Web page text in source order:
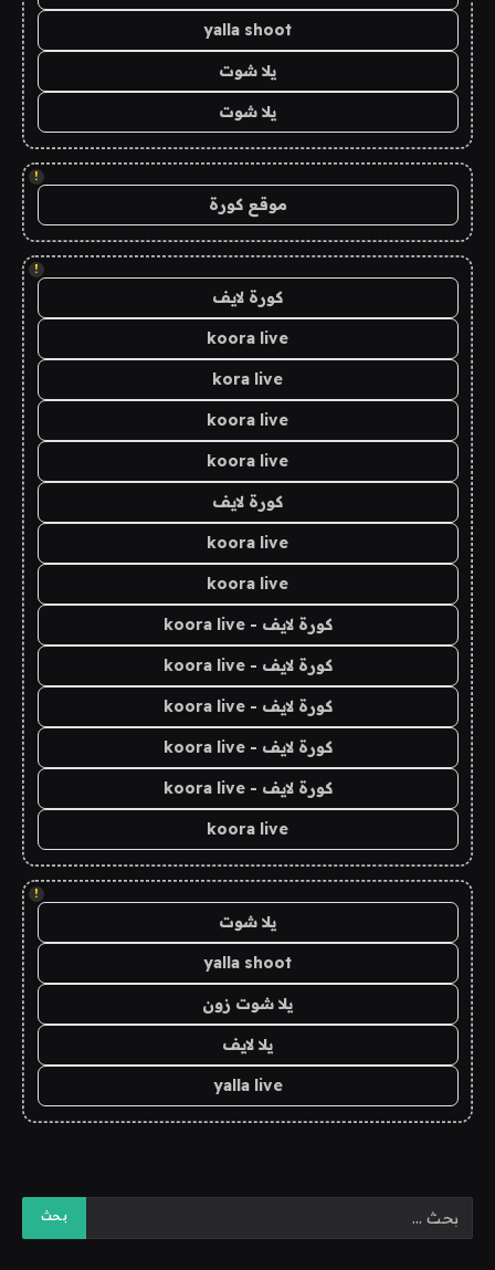
yalla shoot
يلا شوت
يلا شوت
!
موقع كورة
!
كورة لايف
koora live
kora live
koora live
koora live
كورة لايف
koora live
koora live
كورة لايف - koora live
كورة لايف - koora live
كورة لايف - koora live
كورة لايف - koora live
كورة لايف - koora live
koora live
!
يلا شوت
yalla shoot
يلا شوت زون
يلا لايف
yalla live